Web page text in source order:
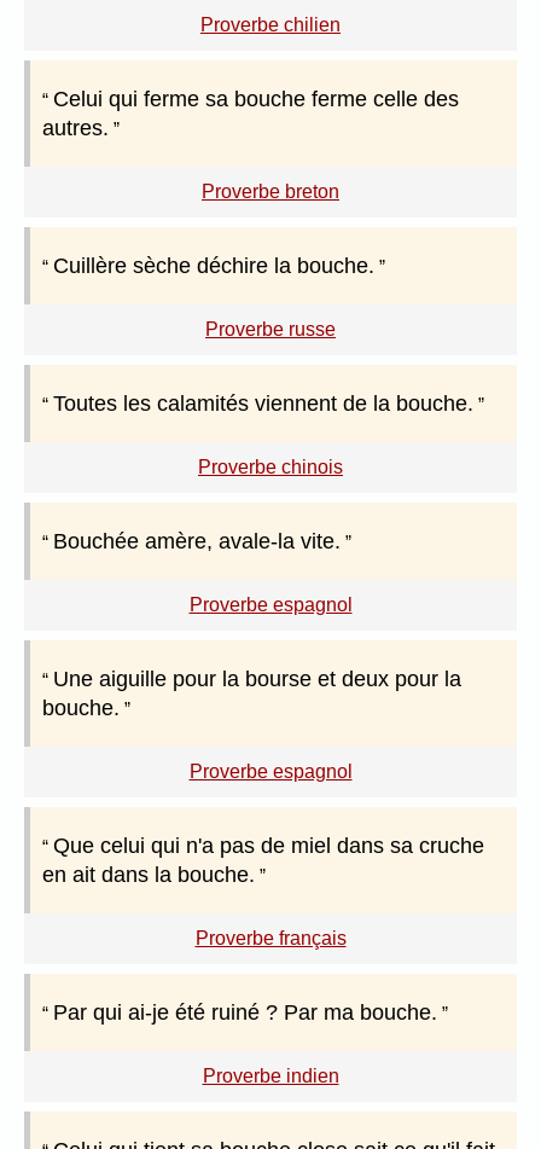
Proverbe chilien
Celui qui ferme sa bouche ferme celle des
autres.
Proverbe breton
Cuillère sèche déchire la bouche.
Proverbe russe
Toutes les calamités viennent de la bouche.
Proverbe chinois
Bouchée amère, avale-la vite.
Proverbe espagnol
Une aiguille pour la bourse et deux pour la
bouche.
Proverbe espagnol
Que celui qui n'a pas de miel dans sa cruche
en ait dans la bouche.
Proverbe français
Par qui ai-je été ruiné ? Par ma bouche.
Proverbe indien